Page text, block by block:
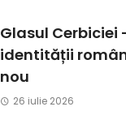
Glasul Cerbiciei
identității
nou
26 iulie 2026